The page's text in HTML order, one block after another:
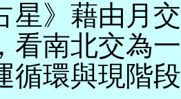
星》藉由月
看南北交為
循環與現階